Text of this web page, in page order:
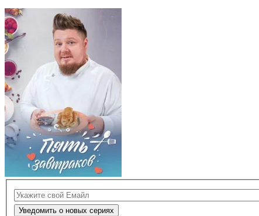
Уведомить о новых сериях